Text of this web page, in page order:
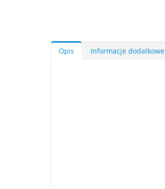
Opis Informacje dodatkowe